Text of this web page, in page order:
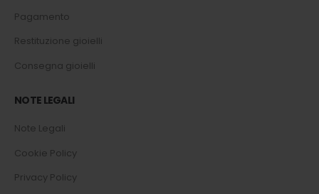
Pagamento
Restituzione gioielli
Consegna gioielli
NOTE LEGALI
Note Legali
Cookie Policy
Privacy Policy